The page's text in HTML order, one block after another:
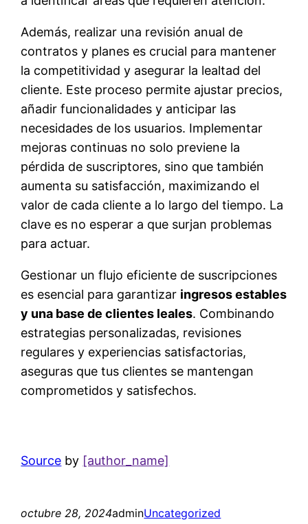
Además, realizar una revisión anual de
contratos y planes es crucial para mantener
la competitividad y asegurar la lealtad del
cliente. Este proceso permite ajustar precios,
añadir funcionalidades y anticipar las
necesidades de los usuarios. Implementar
mejoras continuas no solo previene la
pérdida de suscriptores, sino que también
aumenta su satisfacción, maximizando el
valor de cada cliente a lo largo del tiempo. La
clave es no esperar a que surjan problemas
para actuar.
Gestionar un flujo eficiente de suscripciones
es esencial para garantizar ingresos estables
y una base de clientes leales. Combinando
estrategias personalizadas, revisiones
regulares y experiencias satisfactorias,
aseguras que tus clientes se mantengan
comprometidos y satisfechos.
Source by [author_name]
octubre 28, 2024adminUncategorized